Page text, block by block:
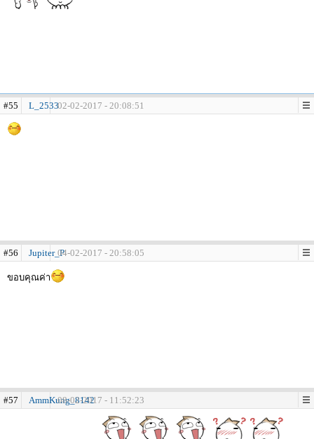
#55 L_253302-02-2017 - 20:08:51
#56 Jupiter_P04-02-2017 - 20:58:05
ขอบคุณค่า
#57 AmmKung_8142
08-02-2017 - 11:52:23